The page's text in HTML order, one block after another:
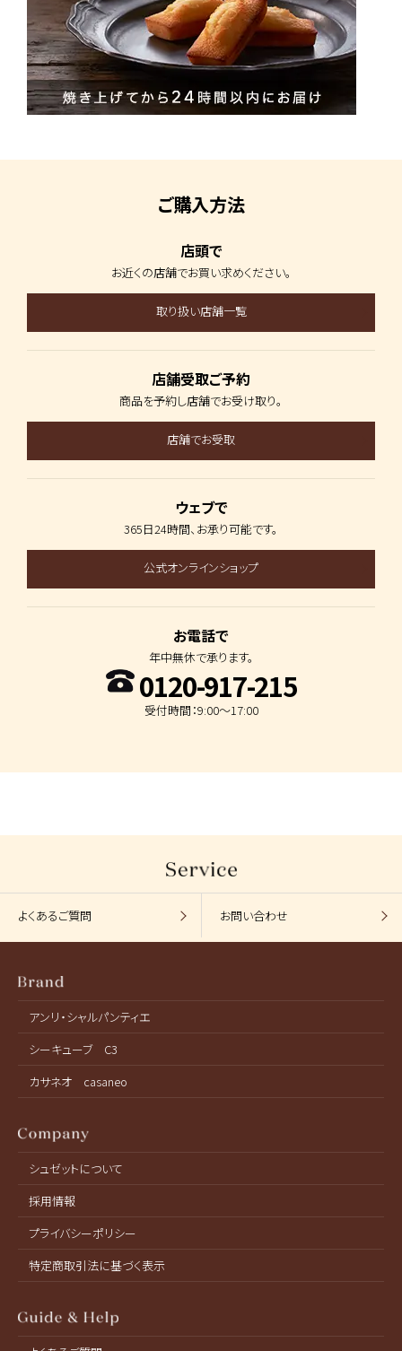
ご購入方法
店頭で
お近くの店舗でお買い求めください。
取り扱い店舗一覧
店舗受取ご予約
商品を予約し店舗でお受け取り。
店舗でお受取
ウェブで
365日24時間、 お承り可能です。
公式オンラインショップ
お電話で
年中無休で承ります。
0120-917-215
受付時間：9:00～17:00
よくあるご質問 お問い合わせ
アンリ・シャルパンティエ
シーキューブ C3
カサネオ casaneo
シュゼットについて
採用情報
プライバシーポリシー
特定商取引法に基づく表示